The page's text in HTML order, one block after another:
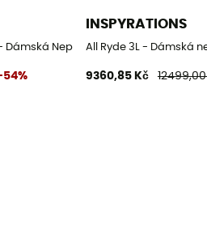
Dámská Nepromokavá bunda
INSPYRATIONS
All Ryde 3L - Dámská
9360,85 Kč 12499,00